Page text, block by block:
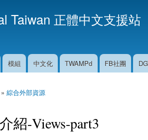
Taiwan 正體中文支援站
模組 中文化 TWAMPd FB社團
» 綜合外部資源
紹-Views-part3